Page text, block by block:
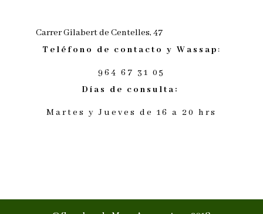
Carrer Gilabert de Centelles, 47
Teléfono de contacto y Wassap :
964 67 31 05
Días de consulta:
Martes y Jueves de 16 a 20 hrs